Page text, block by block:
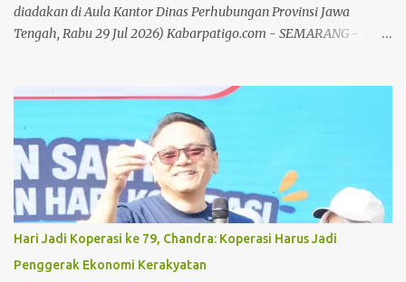
pada pemilu-p...
diadakan di Aula Kantor Dinas Perhubungan Provinsi Jawa
Tengah, Rabu 29 Jul 2026) Kabarpatigo.com - SEMARANG -
wilayahnya. Dimana, kelancaran transportasi memiliki kaitan
erat dengan pengendalian inflasi di daerah. Perluasan Angkutan
massal di Jateng, rencananya akan dioperasikan koridor Gelang
Manggung yang menghubungkan wilayah Kabupaten Magelang,
Kota Magelang, dan Kabupaten Temanggung pada 2027. Setelah
itu, untuk wilayah Jekuti (Jepara, Kudus, Pati) akan dioperasikan
pada 2028. Hingga kini, Trans Jateng sudah beroperasi di tujuh
koridor dengan total armada 115 unit bus. Adapun tujuh koridor
tersebut berada di empat wilayah pengembangan (WP), yaitu
Hari Jadi Koperasi ke 79, Chandra: Koperasi Harus Jadi
Penggerak Ekonomi Kerakyatan